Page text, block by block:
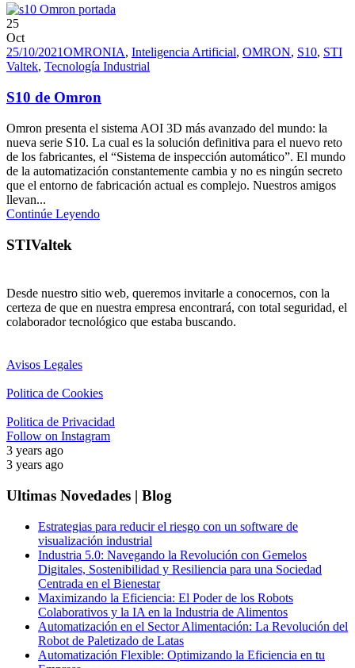
25
Oct
25/10/2021OMRONIA, Inteligencia Artificial, OMRON, S10, STI
Valtek, Tecnología Industrial
S10 de Omron
Omron presenta el sistema AOI 3D más avanzado del mundo: la
nueva serie S10. La cual es la solución definitiva para el nuevo reto
de los fabricantes, el “Sistema de inspección automático”. El mundo
de la automatización constantemente cambia y no es ningún secreto
que el entorno de fabricación actual es complejo. Nuestros amigos
llevan...
Continúe Leyendo
STIValtek
Desde nuestro sitio web, queremos invitarle a conocernos, con la
certeza de que en nuestra empresa encontrará, con total seguridad, el
colaborador tecnológico que estaba buscando.
Avisos Legales
Politica de Cookies
Politica de Privacidad
Follow on Instagram
3 years ago
3 years ago
Ultimas Novedades | Blog
Estrategias para reducir el riesgo con un software de
visualización industrial
Industria 5.0: Navegando la Revolución con Gemelos
Digitales, Sostenibilidad y Resiliencia para una Sociedad
Centrada en el Bienestar
Maximizando la Eficiencia: El Poder de los Robots
Colaborativos y la IA en la Industria de Alimentos
Automatización en el Sector Alimentación: La Revolución del
Robot de Paletizado de Latas
Automatización Flexible: Optimizando la Eficiencia en tu